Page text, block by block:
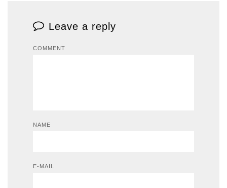
Leave a reply
COMMENT
NAME
E-MAIL